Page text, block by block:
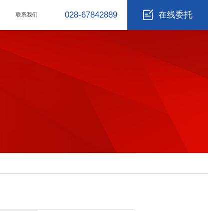
028-67842889 在线委托
联系我们